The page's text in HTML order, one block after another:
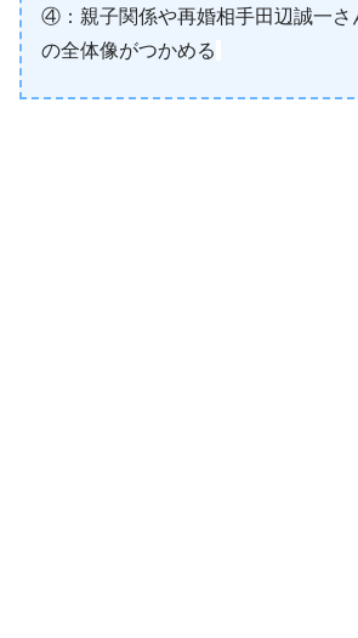
④：親子関係や再婚相手田辺誠一さ
の全体像がつかめる